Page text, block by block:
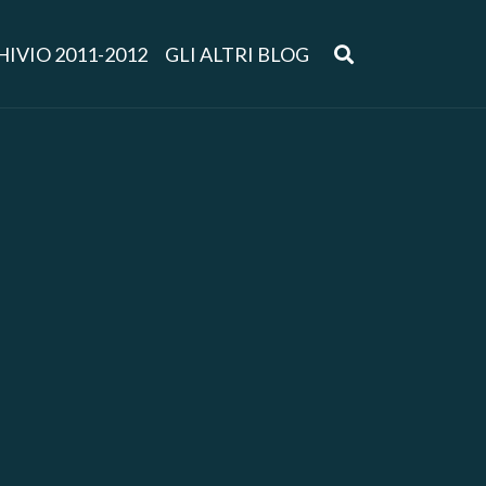
2011-2012 GLI ALTRI BLOG